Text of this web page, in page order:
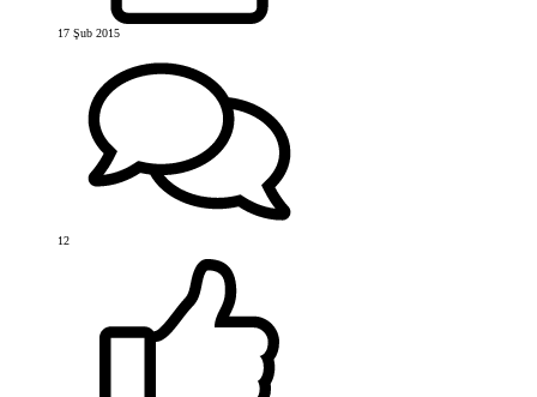
17 Şub 2015
12